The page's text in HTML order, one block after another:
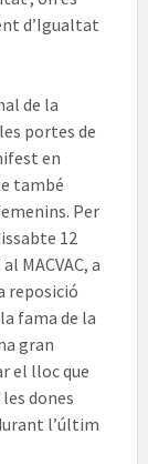
d’Igualtat
de la
portes de
en
també
Per
12
MACVAC, a
reposició
fama de la
gran
el lloc que
dones
l’últim